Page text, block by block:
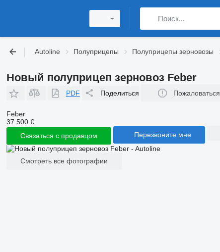
Autoline Полуприцепы Полуприцепы зерновозы
Новый полуприцеп зерновоз Feber
PDF Поделиться Пожаловаться
Feber
37 500 €
Связаться с продавцом
Перезвоните мне
Смотреть все фотографии